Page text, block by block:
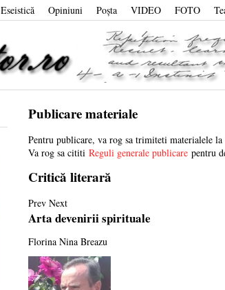
Eseistică Opiniuni Poşta VIDEO FOTO
Publicare materiale
Pentru publicare, va rog sa trimiteti materialele la
Va rog sa cititi Reguli generale publicare pentru
Critică literară
Prev Next
Arta devenirii spirituale
Florina Nina Breazu